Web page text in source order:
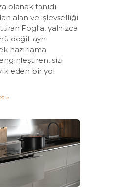
olanak tanıdı.
alan ve işlevselliği
Foglia, yalnızca
değil; aynı
hazırlama
sizi
eden bir yol
»